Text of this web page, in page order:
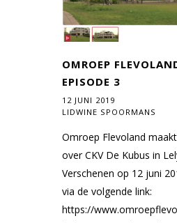
OMROEP
EPISODE 3
12 JUNI 2019
LIDWINE SPOORMANS
Omroep Flevoland
over CKV De Kubus in
Verschenen op 12 juni
via de volgende link:
https://